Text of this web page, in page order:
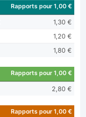
Rapports pour 1,00 €
1,30 €
1,20 €
1,80 €
Rapports pour 1,00 €
2,80 €
Rapports pour 1,00 €